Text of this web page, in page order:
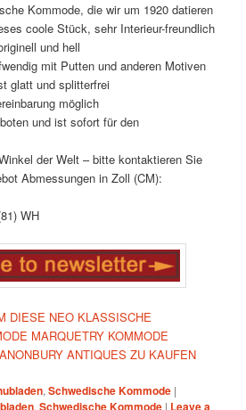
Kommode, die wir um 1920 datieren
coole Stück, sehr Interieur-freundlich
und hell
mit Putten und anderen Motiven
glatt und splitterfrei
möglich
und ist sofort für den
der Welt – bitte kontaktieren Sie
Abmessungen in Zoll (CM):
WH
DIESE NEO KLASSISCHE
MARQUETRY KOMMODE
ANTIQUES ZU KAUFEN
,Schwedische Kommode |
,Schwedische Kommode | Leave a